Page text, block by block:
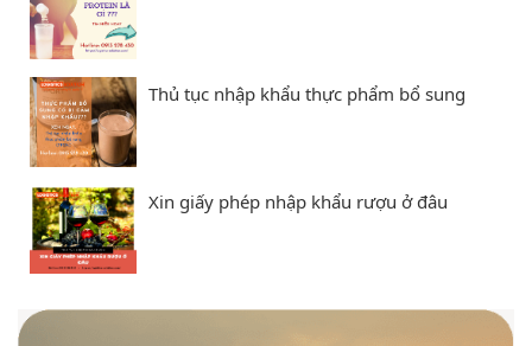
Thủ tục nhập khẩu thực phẩm bổ sung
Xin giấy phép nhập khẩu rượu ở đâu